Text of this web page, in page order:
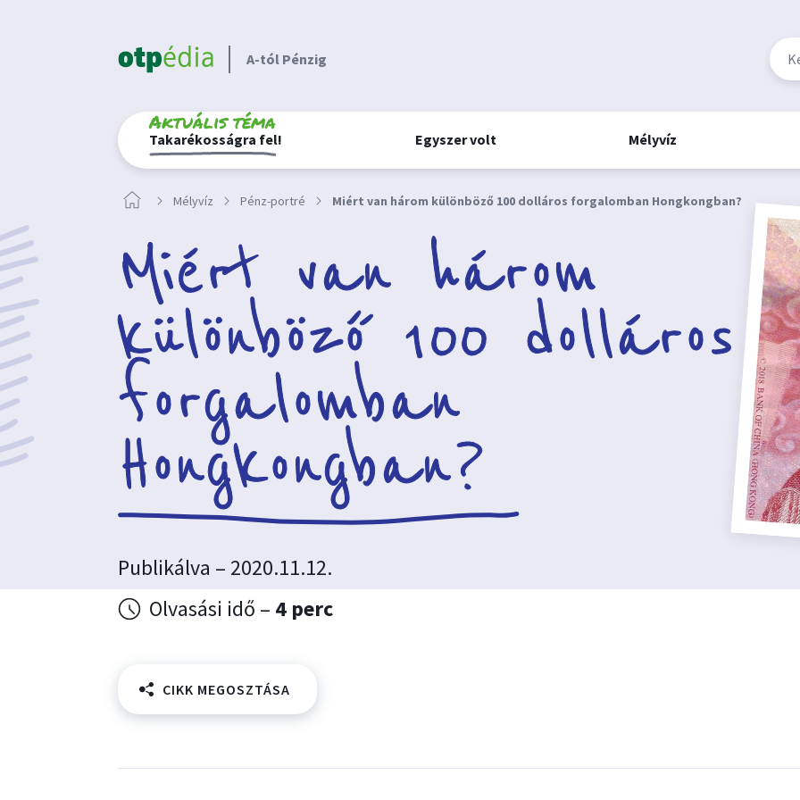
A-tól Pénzig
Takarékosságra fel!
Aktuális téma
Egyszer volt Mélyvíz
Mélyvíz Pénz-portré Miért van három különböző 100 dolláros forgalomban Hongkongban?
Miért van három
különböző 100 dolláros
forgalomban
Hongkongban?
Publikálva – 2020.11.12.
Olvasási idő – 4 perc
CIKK MEGOSZTÁSA